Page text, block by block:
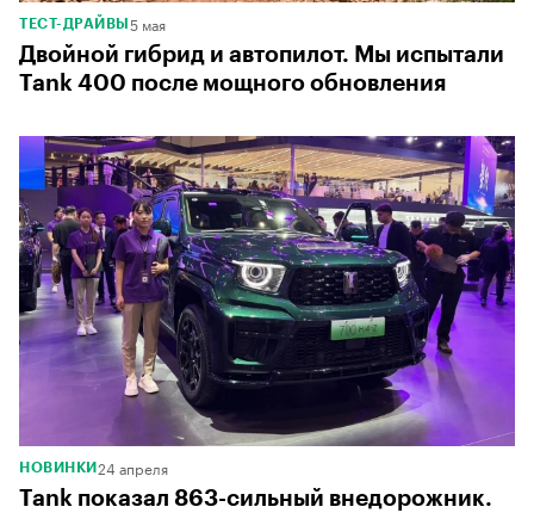
ТЕСТ-ДРАЙВЫ 5 мая
Двойной гибрид и автопилот. Мы испытали
Tank 400 после мощного обновления
НОВИНКИ 24 апреля
Tank показал 863-сильный внедорожник.